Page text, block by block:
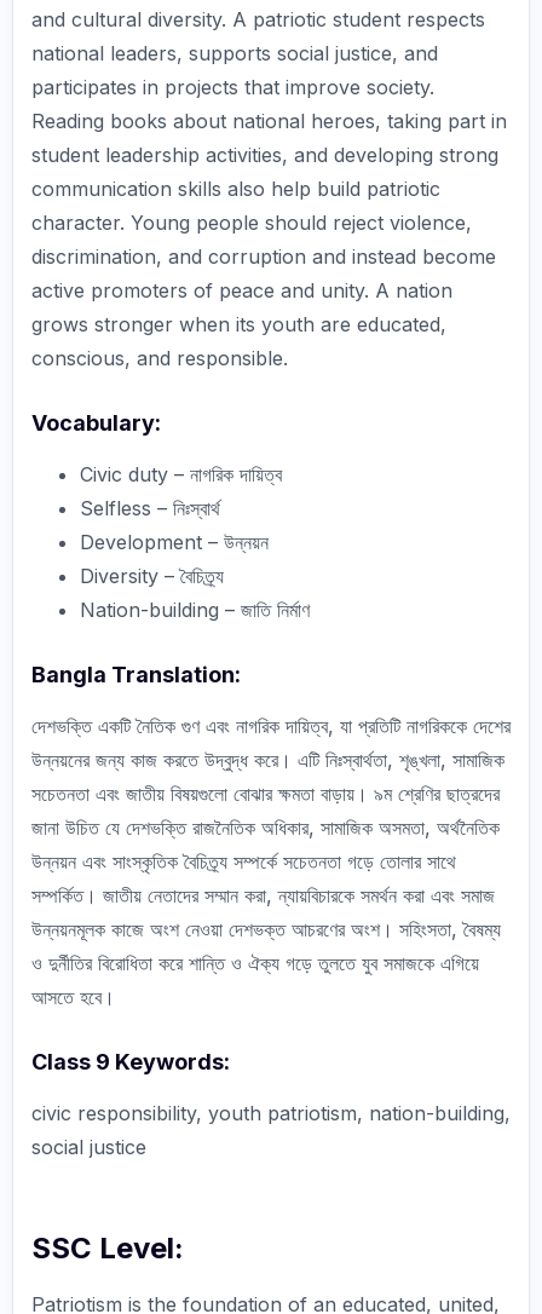
and cultural diversity. A patriotic student respects
national leaders, supports social justice, and
participates in projects that improve society.
Reading books about national heroes, taking part in
student leadership activities, and developing strong
communication skills also help build patriotic
character. Young people should reject violence,
discrimination, and corruption and instead become
active promoters of peace and unity. A nation
grows stronger when its youth are educated,
conscious, and responsible.
Vocabulary:
Civic duty – নাগরিক দায়িত্ব
Selfless – নিঃস্বার্থ
Development – উন্নয়ন
Diversity – বৈচিত্র্য
Nation-building – জাতি নির্মাণ
Bangla Translation:
দেশভক্তি একটি নৈতিক গুণ এবং নাগরিক দায়িত্ব, যা প্রতিটি নাগরিককে দেশের
উন্নয়নের জন্য কাজ করতে উদ্বুদ্ধ করে। এটি নিঃস্বার্থতা, শৃঙ্খলা, সামাজিক
সচেতনতা এবং জাতীয় বিষয়গুলো বোঝার ক্ষমতা বাড়ায়। ৯ম শ্রেণির ছাত্রদের
জানা উচিত যে দেশভক্তি রাজনৈতিক অধিকার, সামাজিক অসমতা, অর্থনৈতিক
উন্নয়ন এবং সাংস্কৃতিক বৈচিত্র্য সম্পর্কে সচেতনতা গড়ে তোলার সাথে
সম্পর্কিত। জাতীয় নেতাদের সম্মান করা, ন্যায়বিচারকে সমর্থন করা এবং সমাজ
উন্নয়নমূলক কাজে অংশ নেওয়া দেশভক্ত আচরণের অংশ। সহিংসতা, বৈষম্য
ও দুর্নীতির বিরোধিতা করে শান্তি ও ঐক্য গড়ে তুলতে যুব সমাজকে এগিয়ে
আসতে হবে।
Class 9 Keywords:
civic responsibility, youth patriotism, nation-building,
social justice
SSC Level:
Patriotism is the foundation of an educated, united,